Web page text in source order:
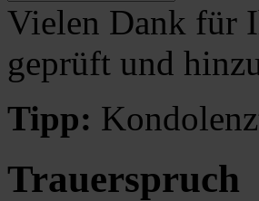
Vielen Dank für
geprüft und
Tipp:
Trauerspruch